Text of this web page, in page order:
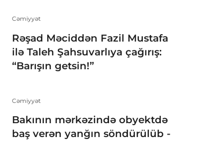
Cəmiyyət
Rəşad Məciddən Fazil Mustafa
ilə Taleh Şahsuvarlıya çağırış:
“Barışın getsin!”
Cəmiyyət
Bakının mərkəzində obyektdə
baş verən yanğın söndürülüb -